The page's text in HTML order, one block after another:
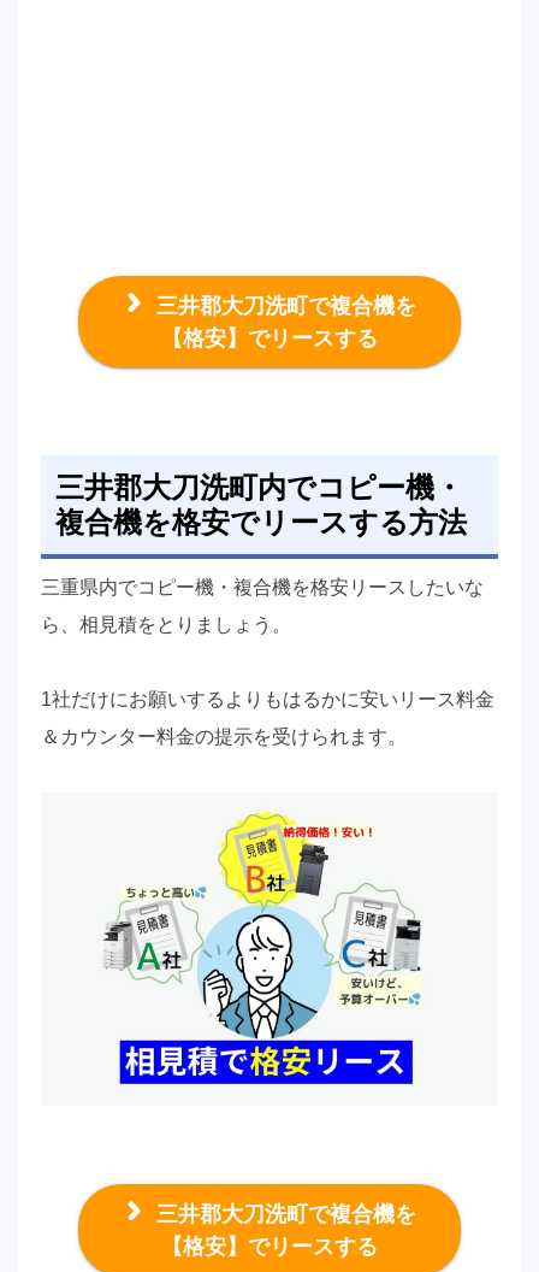
三井郡大刀洗町で複合機を
【格安】でリースする
三井郡大刀洗町内でコピー機・
複合機を格安でリースする方法
三重県内でコピー機・複合機を格安リースしたいな
ら、相見積をとりましょう。
1社だけにお願いするよりもはるかに安いリース料金
＆カウンター料金の提示を受けられます。
三井郡大刀洗町で複合機を
【格安】でリースする